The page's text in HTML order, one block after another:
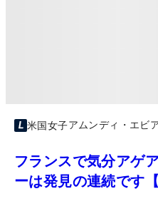
米国女子アムンディ・エビ
フランスで気分アゲ
ーは発見の連続です